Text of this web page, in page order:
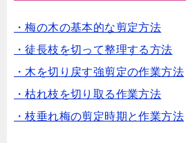
・梅の木の基本的な剪定方法
・徒長枝を切って整理する方法
・木を切り戻す強剪定の作業方法
・枯れ枝を切り取る作業方法
・枝垂れ梅の剪定時期と作業方法